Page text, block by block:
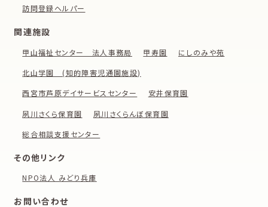
訪問登録ヘルパー
関連施設
甲山福祉センター 法人事務局 甲寿園 にしのみや苑
北山学園 (知的障害児通園施設)
西宮市芦原デイサービスセンター 安井保育園
夙川さくら保育園 夙川さくらんぼ保育園
総合相談支援センター
その他リンク
NPO法人 みどり兵庫
お問い合わせ